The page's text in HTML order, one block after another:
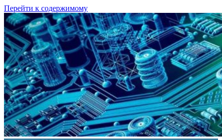
Перейти к содержимому